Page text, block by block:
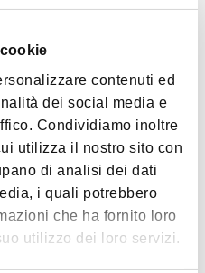
contenuti ed
dei social media e
Condividiamo inoltre
utilizza il nostro sito con
di analisi dei dati
i quali potrebbero
che ha fornito loro
utilizzo dei loro servizi.
KM DA BOLOGNA